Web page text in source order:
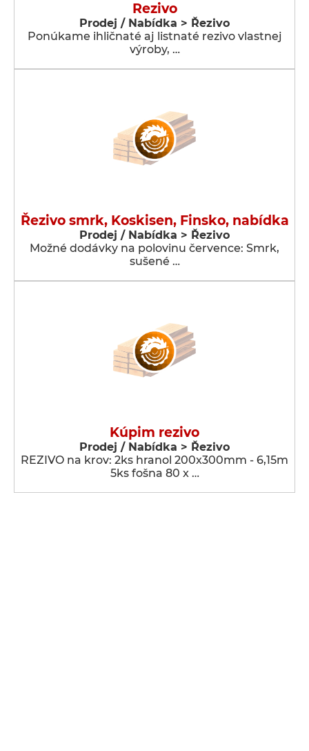
Rezivo
Prodej / Nabídka > Řezivo
Ponúkame ihličnaté aj listnaté rezivo vlastnej
výroby, …
Řezivo smrk, Koskisen, Finsko, nabídka
Prodej / Nabídka > Řezivo
Možné dodávky na polovinu července: Smrk,
sušené …
Kúpim rezivo
Prodej / Nabídka > Řezivo
REZIVO na krov: 2ks hranol 200x300mm - 6,15m
5ks fošna 80 x …